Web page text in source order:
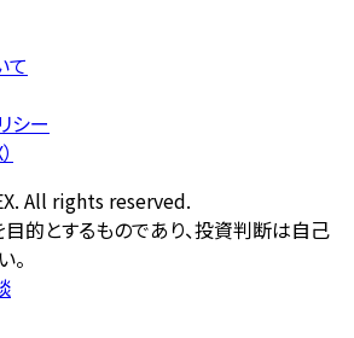
て
シー
All rights reserved.
的とするものであり、投資判断は自己
。